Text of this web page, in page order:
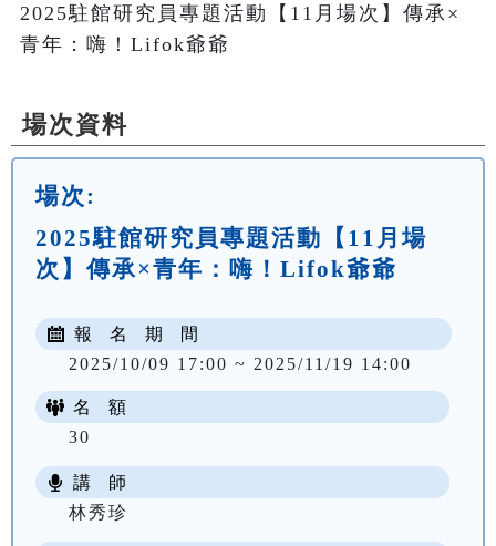
2025駐館研究員專題活動【11月場次】傳承×
青年：嗨！Lifok爺爺
場次資料
場次:
2025駐館研究員專題活動【11月場
次】傳承×青年：嗨！Lifok爺爺
報 名 期 間
2025/10/09 17:00 ~ 2025/11/19 14:00
名 額
30
講 師
林秀珍